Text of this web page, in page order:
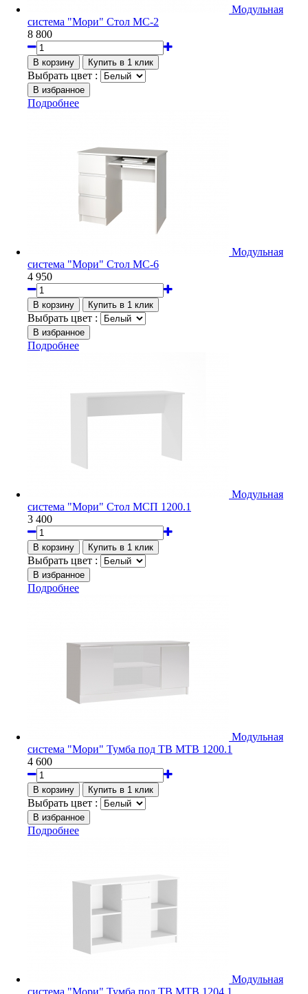
Модульная
система "Мори" Стол МС-2
8 800
Выбрать цвет :
Подробнее
Модульная
система "Мори" Стол МС-6
4 950
Выбрать цвет :
Подробнее
Модульная
система "Мори" Стол МСП 1200.1
3 400
Выбрать цвет :
Подробнее
Модульная
система "Мори" Тумба под ТВ МТВ 1200.1
4 600
Выбрать цвет :
Подробнее
Модульная
система "Мори" Тумба под ТВ МТВ 1204.1